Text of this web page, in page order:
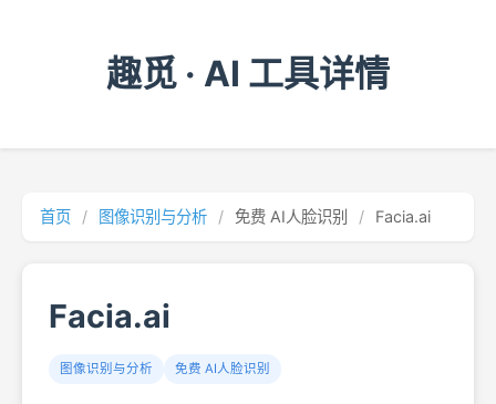
趣觅 · AI 工具详情
首页 / 图像识别与分析 / 免费 AI人脸识别 / Facia.ai
Facia.ai
图像识别与分析 免费 AI人脸识别